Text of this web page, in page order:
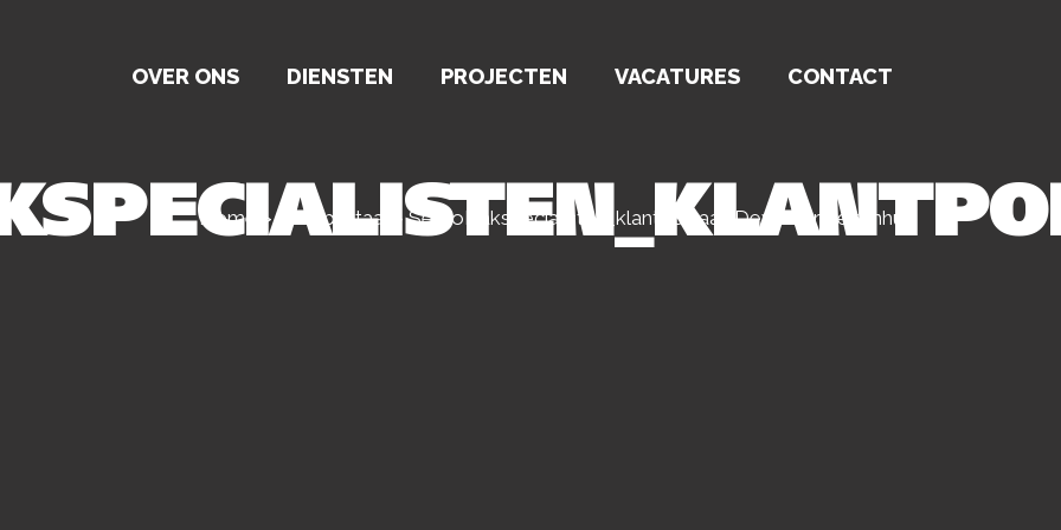
OVER ONS DIENSTEN PROJECTEN VACATURES CONTACT
Home > Klantportaal >SercoDakspecialisten_klantportaal_DeventerZiekenhuis